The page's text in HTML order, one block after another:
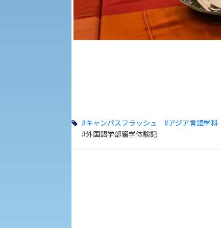
#キャンパスフラッシュ #アジア言語学科
#外国語学部留学体験記